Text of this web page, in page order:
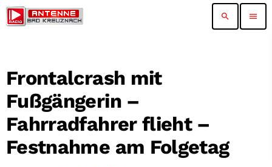
search menu
Frontalcrash mit
Fußgängerin –
Fahrradfahrer flieht –
Festnahme am Folgetag